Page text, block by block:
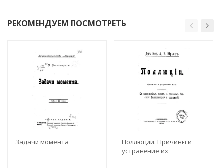
РЕКОМЕНДУЕМ ПОСМОТРЕТЬ
Задачи момента
Поллюции. Причины и
устранение их